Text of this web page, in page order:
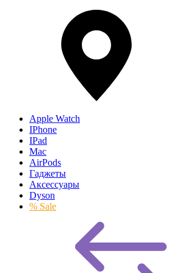
Apple Watch
IPhone
IPad
Mac
AirPods
Гаджеты
Аксессуары
Dyson
% Sale